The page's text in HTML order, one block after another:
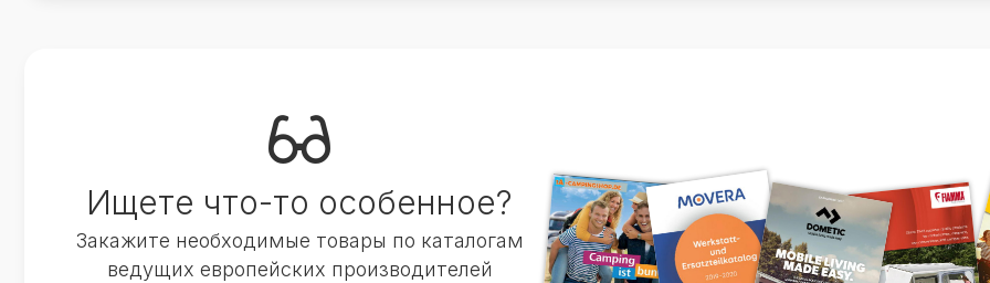
Ищете что-то особенное?
Закажите необходимые товары по каталогам
ведущих европейских производителей